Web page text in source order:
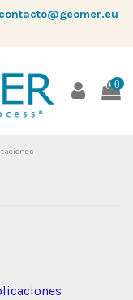
contacto@geomer.eu
0